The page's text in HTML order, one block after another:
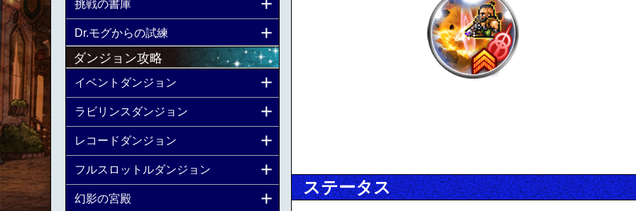
ステータス
挑戦の書庫
Dr.モグからの試練
ダンジョン攻略
イベントダンジョン
ラビリンスダンジョン
レコードダンジョン
フルスロットルダンジョン
幻影の宮殿